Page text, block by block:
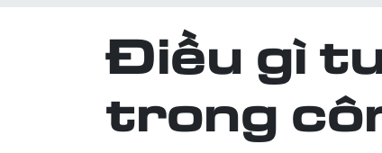
Điều gì
trong